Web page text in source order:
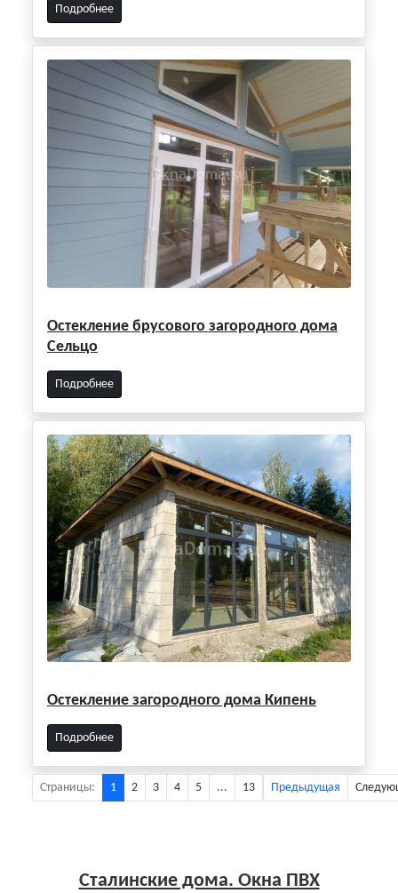
Подробнее
Остекление брусового загородного дома
Сельцо
Подробнее
Остекление загородного дома Кипень
Подробнее
Страницы: 1 2 3 4 5 ... 13 Предыдущая
Сталинские дома. Окна ПВХ